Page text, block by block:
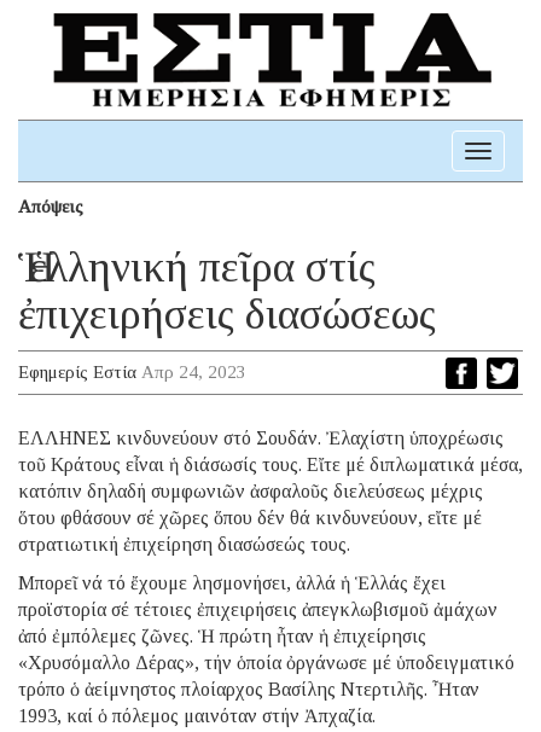
Toggle
Απόψεις
Ἡ ἑλληνική πεῖρα στίς
ἐπιχειρήσεις διασώσεως
Εφημερίς Εστία Απρ 24, 2023
ΕΛΛΗΝΕΣ κινδυνεύουν στό Σουδάν. Ἐλαχίστη ὑποχρέωσις
τοῦ Κράτους εἶναι ἡ διάσωσίς τους. Εἴτε μέ διπλωματικά μέσα,
κατόπιν δηλαδή συμφωνιῶν ἀσφαλοῦς διελεύσεως μέχρις
ὅτου φθάσουν σέ χῶρες ὅπου δέν θά κινδυνεύουν, εἴτε μέ
στρατιωτική ἐπιχείρηση διασώσεώς τους.
Μπορεῖ νά τό ἔχουμε λησμονήσει, ἀλλά ἡ Ἑλλάς ἔχει
προϊστορία σέ τέτοιες ἐπιχειρήσεις ἀπεγκλωβισμοῦ ἀμάχων
ἀπό ἐμπόλεμες ζῶνες. Ἡ πρώτη ἦταν ἡ ἐπιχείρησις
«Χρυσόμαλλο Δέρας», τήν ὁποία ὀργάνωσε μέ ὑποδειγματικό
τρόπο ὁ ἀείμνηστος πλοίαρχος Βασίλης Ντερτιλῆς. Ἦταν
1993, καί ὁ πόλεμος μαινόταν στήν Ἀπχαζία.